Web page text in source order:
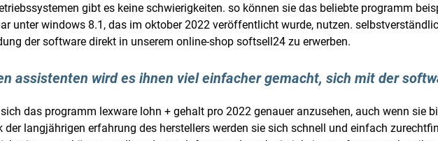
gibt es keine schwierigkeiten. so können sie das beliebte programm
unter windows 8.1, das im oktober 2022 veröffentlicht wurde, nutzen.
der software direkt in unserem online-shop softsell24 zu erwerben.
assistenten wird es ihnen viel einfacher gemacht, sich mit der
das programm lexware lohn + gehalt pro 2022 genauer anzusehen, auch wenn sie
der langjährigen erfahrung des herstellers werden sie sich schnell und einfach